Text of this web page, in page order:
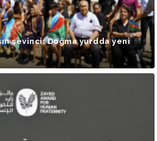
sevinci: Doğma yurdda yeni